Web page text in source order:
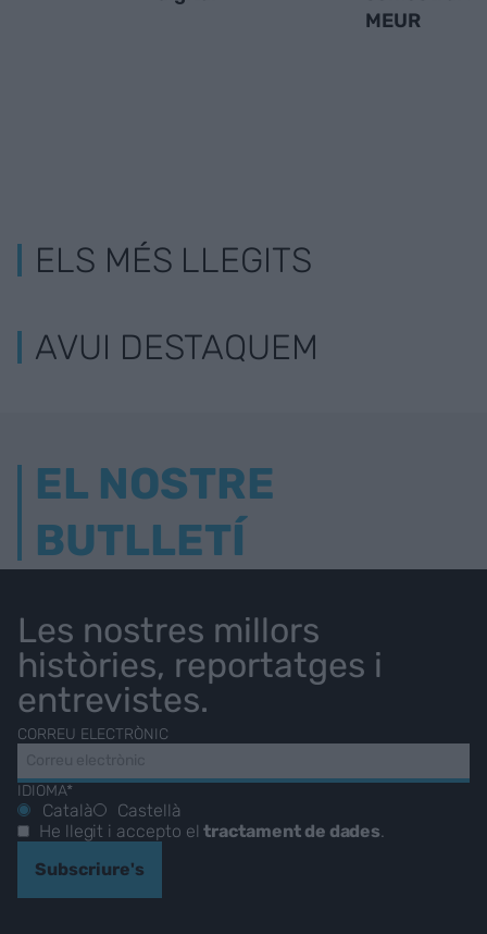
MEUR
ELS MÉS LLEGITS
AVUI DESTAQUEM
EL NOSTRE
BUTLLETÍ
Les nostres millors
històries, reportatges i
entrevistes.
CORREU ELECTRÒNIC
IDIOMA*
Català
Castellà
He llegit i accepto eltractament de dades.
Subscriure's